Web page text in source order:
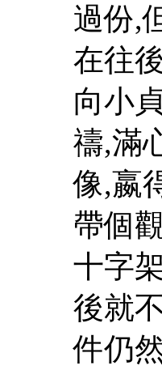
過份,
在往
向小
禱,滿
像,嬴
帶個
十字
後就
件仍